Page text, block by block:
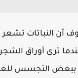
أن النباتات
ترى أوراق
ببعض التجسس